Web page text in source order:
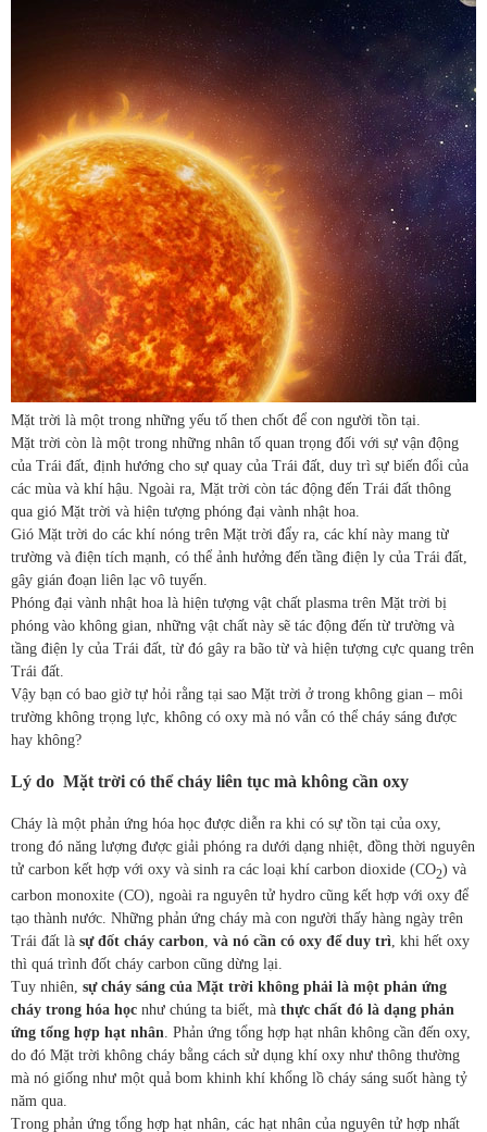
Mặt trời là một trong những yếu tố then chốt để con người tồn tại.
Mặt trời còn là một trong những nhân tố quan trọng đối với sự vận động
của Trái đất, định hướng cho sự quay của Trái đất, duy trì sự biến đổi của
các mùa và khí hậu. Ngoài ra, Mặt trời còn tác động đến Trái đất thông
qua gió Mặt trời và hiện tượng phóng đại vành nhật hoa.
Gió Mặt trời do các khí nóng trên Mặt trời đẩy ra, các khí này mang từ
trường và điện tích mạnh, có thể ảnh hưởng đến tầng điện ly của Trái đất,
gây gián đoạn liên lạc vô tuyến.
Phóng đại vành nhật hoa là hiện tượng vật chất plasma trên Mặt trời bị
phóng vào không gian, những vật chất này sẽ tác động đến từ trường và
tầng điện ly của Trái đất, từ đó gây ra bão từ và hiện tượng cực quang trên
Trái đất.
Vậy bạn có bao giờ tự hỏi rằng tại sao Mặt trời ở trong không gian – môi
trường không trọng lực, không có oxy mà nó vẫn có thể cháy sáng được
hay không?
Lý do Mặt trời có thể cháy liên tục mà không cần oxy
Cháy là một phản ứng hóa học được diễn ra khi có sự tồn tại của oxy,
trong đó năng lượng được giải phóng ra dưới dạng nhiệt, đồng thời nguyên
tử carbon kết hợp với oxy và sinh ra các loại khí carbon dioxide (CO2) và
carbon monoxite (CO), ngoài ra nguyên tử hydro cũng kết hợp với oxy để
tạo thành nước. Những phản ứng cháy mà con người thấy hàng ngày trên
Trái đất là sự đốt cháy carbon, và nó cần có oxy để duy trì, khi hết oxy
thì quá trình đốt cháy carbon cũng dừng lại.
Tuy nhiên, sự cháy sáng của Mặt trời không phải là một phản ứng
cháy trong hóa học như chúng ta biết, mà thực chất đó là dạng phản
ứng tổng hợp hạt nhân. Phản ứng tổng hợp hạt nhân không cần đến oxy,
do đó Mặt trời không cháy bằng cách sử dụng khí oxy như thông thường
mà nó giống như một quả bom khinh khí khổng lồ cháy sáng suốt hàng tỷ
năm qua.
Trong phản ứng tổng hợp hạt nhân, các hạt nhân của nguyên tử hợp nhất